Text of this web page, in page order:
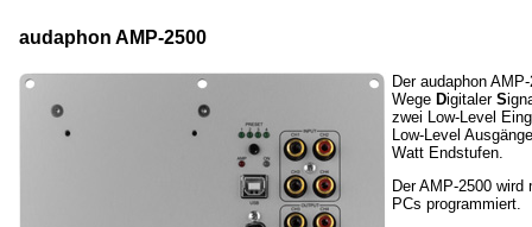
audaphon AMP-2500
Der audaphon
Wege Digitaler S
zwei Low-Level
Low-Level
Watt Endstufen.
Der AMP-2500 wird
PCs programmiert.